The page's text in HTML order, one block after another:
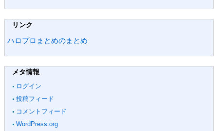
リンク
ハロプロまとめのまとめ
メタ情報
ログイン
投稿フィード
コメントフィード
WordPress.org